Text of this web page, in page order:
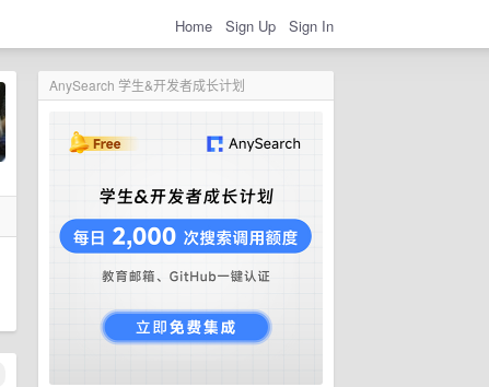
Home Sign Up Sign In
AnySearch 学生&开发者成长计划